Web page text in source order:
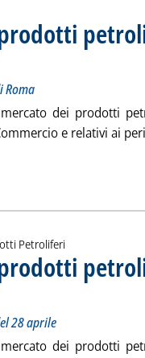
della Camera di Commercio
30 aprile 2009 alle 12.55.
Roma
dei prodotti
e relativi ai
Petroliferi
della Camera di
29 aprile 2009 alle 11.59.
28 aprile
dei prodotti